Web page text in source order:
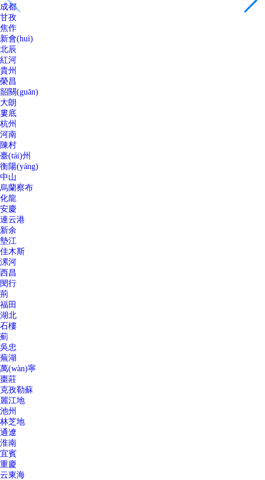
成都
甘孜
焦作
新會(huì)
北辰
紅河
貴州
榮昌
韶關(guān)
大朗
婁底
杭州
河南
陳村
臺(tái)州
衡陽(yáng)
中山
烏蘭察布
化龍
安慶
連云港
新余
墊江
佳木斯
漯河
西昌
閔行
荊
福田
湖北
石樓
薊
吳忠
蕪湖
萬(wàn)寧
棗莊
克孜勒蘇
麗江地
池州
林芝地
通遼
淮南
宜賓
重慶
云東海